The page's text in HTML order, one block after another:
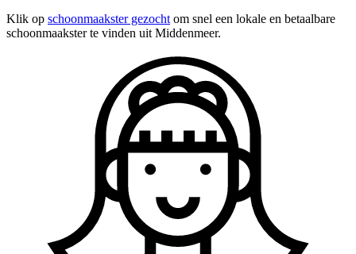
Klik op schoonmaakster gezocht om snel een lokale en betaalbare
schoonmaakster te vinden uit Middenmeer.